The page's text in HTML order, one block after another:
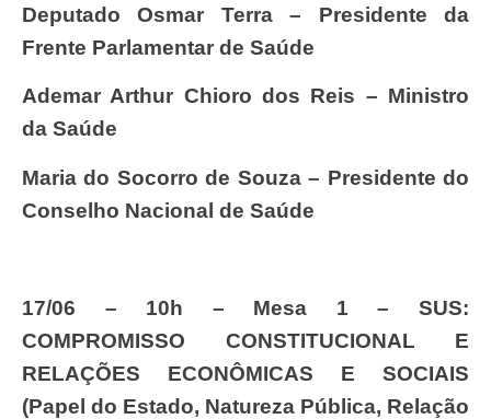
Deputado Osmar Terra – Presidente da
Frente Parlamentar de Saúde
Ademar Arthur Chioro dos Reis – Ministro
da Saúde
Maria do Socorro de Souza – Presidente do
Conselho Nacional de Saúde
17/06 – 10h – Mesa 1 – SUS:
COMPROMISSO CONSTITUCIONAL E
RELAÇÕES ECONÔMICAS E SOCIAIS
(Papel do Estado, Natureza Pública, Relação